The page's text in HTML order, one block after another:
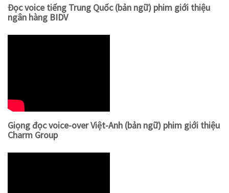
Đọc voice tiếng Trung Quốc (bản ngữ) phim giới thiệu
ngân hàng BIDV
Giọng đọc voice-over Việt-Anh (bản ngữ) phim giới thiệu
Charm Group